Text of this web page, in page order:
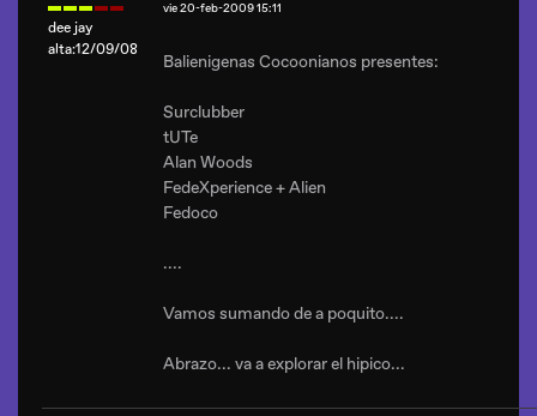
dee jay
alta:12/09/08
vie 20-feb-2009 15:11
Balienigenas Cocoonianos presentes:
Surclubber
tUTe
Alan Woods
FedeXperience + Alien
Fedoco
....
Vamos sumando de a poquito....
Abrazo... va a explorar el hipico...